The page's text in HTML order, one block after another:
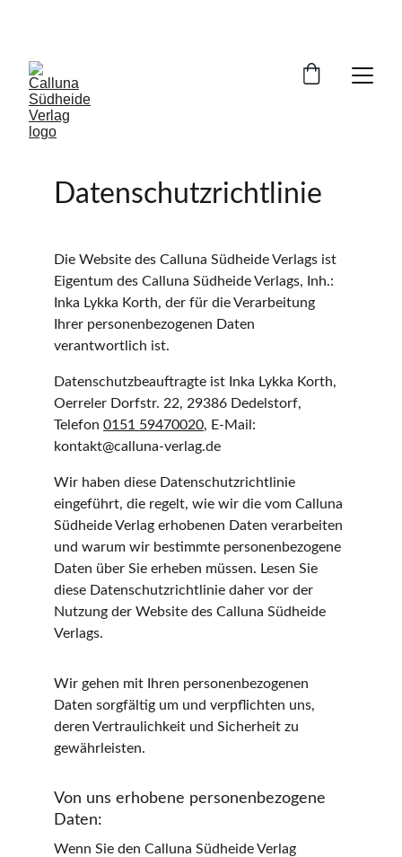
Datenschutzrichtlinie
Die Website des Calluna Südheide Verlags ist
Eigentum des Calluna Südheide Verlags, Inh.:
Inka Lykka Korth, der für die Verarbeitung
Ihrer personenbezogenen Daten
verantwortlich ist.
Datenschutzbeauftragte ist Inka Lykka Korth,
Oerreler Dorfstr. 22, 29386 Dedelstorf,
Telefon 0151 59470020, E-Mail:
kontakt@calluna-verlag.de
Wir haben diese Datenschutzrichtlinie
eingeführt, die regelt, wie wir die vom Calluna
Südheide Verlag erhobenen Daten verarbeiten
und warum wir bestimmte personenbezogene
Daten über Sie erheben müssen. Lesen Sie
diese Datenschutzrichtlinie daher vor der
Nutzung der Website des Calluna Südheide
Verlags.
Wir gehen mit Ihren personenbezogenen
Daten sorgfältig um und verpflichten uns,
deren Vertraulichkeit und Sicherheit zu
gewährleisten.
Von uns erhobene personenbezogene
Daten:
Wenn Sie den Calluna Südheide Verlag